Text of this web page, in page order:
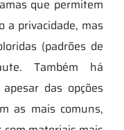
que permitem
a privacidade, mas
(padrões de
Também há
das opções
as mais comuns,